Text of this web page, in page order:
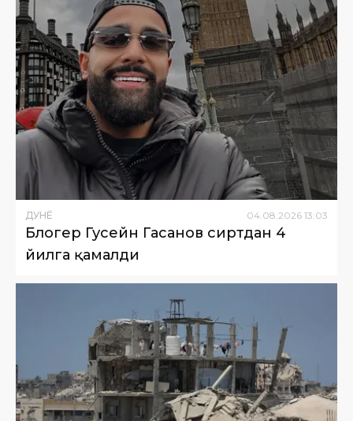
ДУНË 04 08 2026 13:03
Блогер Гусейн Гасанов сиртдан 4
йилга қамалди